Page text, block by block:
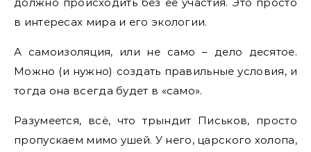
в интересах мира и его экологии.
А самоизоляция, или не само – дело десятое.
Можно (и нужно) создать правильные условия, и
тогда она всегда будет в «само».
Разумеется, всё, что трындит Письков, просто
пропускаем мимо ушей. У него, царского холопа,